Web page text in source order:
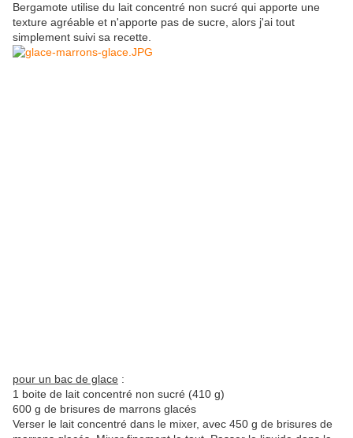
Bergamote utilise du lait concentré non sucré qui apporte une
texture agréable et n'apporte pas de sucre, alors j'ai tout
simplement suivi sa recette.
pour un bac de glace :
1 boite de lait concentré non sucré (410 g)
600 g de brisures de marrons glacés
Verser le lait concentré dans le mixer, avec 450 g de brisures de